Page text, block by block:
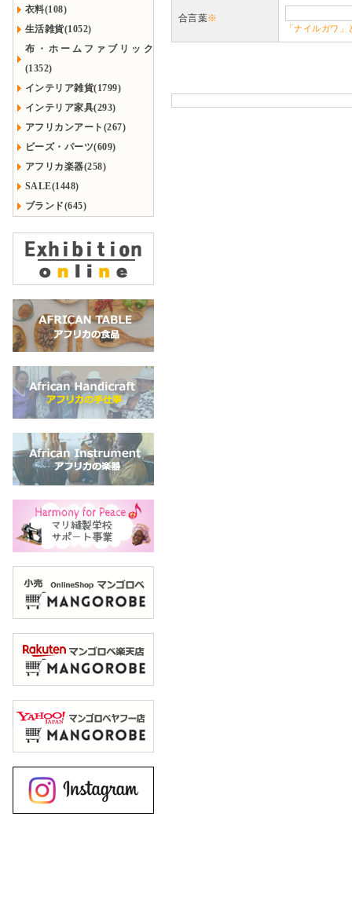
衣料(108)
生活雑貨(1052)
布・ホームファブリック
(1352)
インテリア雑貨(1799)
インテリア家具(293)
アフリカンアート(267)
ビーズ・パーツ(609)
アフリカ楽器(258)
SALE(1448)
ブランド(645)
合言葉※
「ナイルガワ